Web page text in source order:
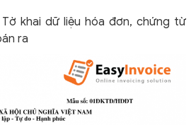
khai dữ liệu hóa đơn, chứng từ
ra